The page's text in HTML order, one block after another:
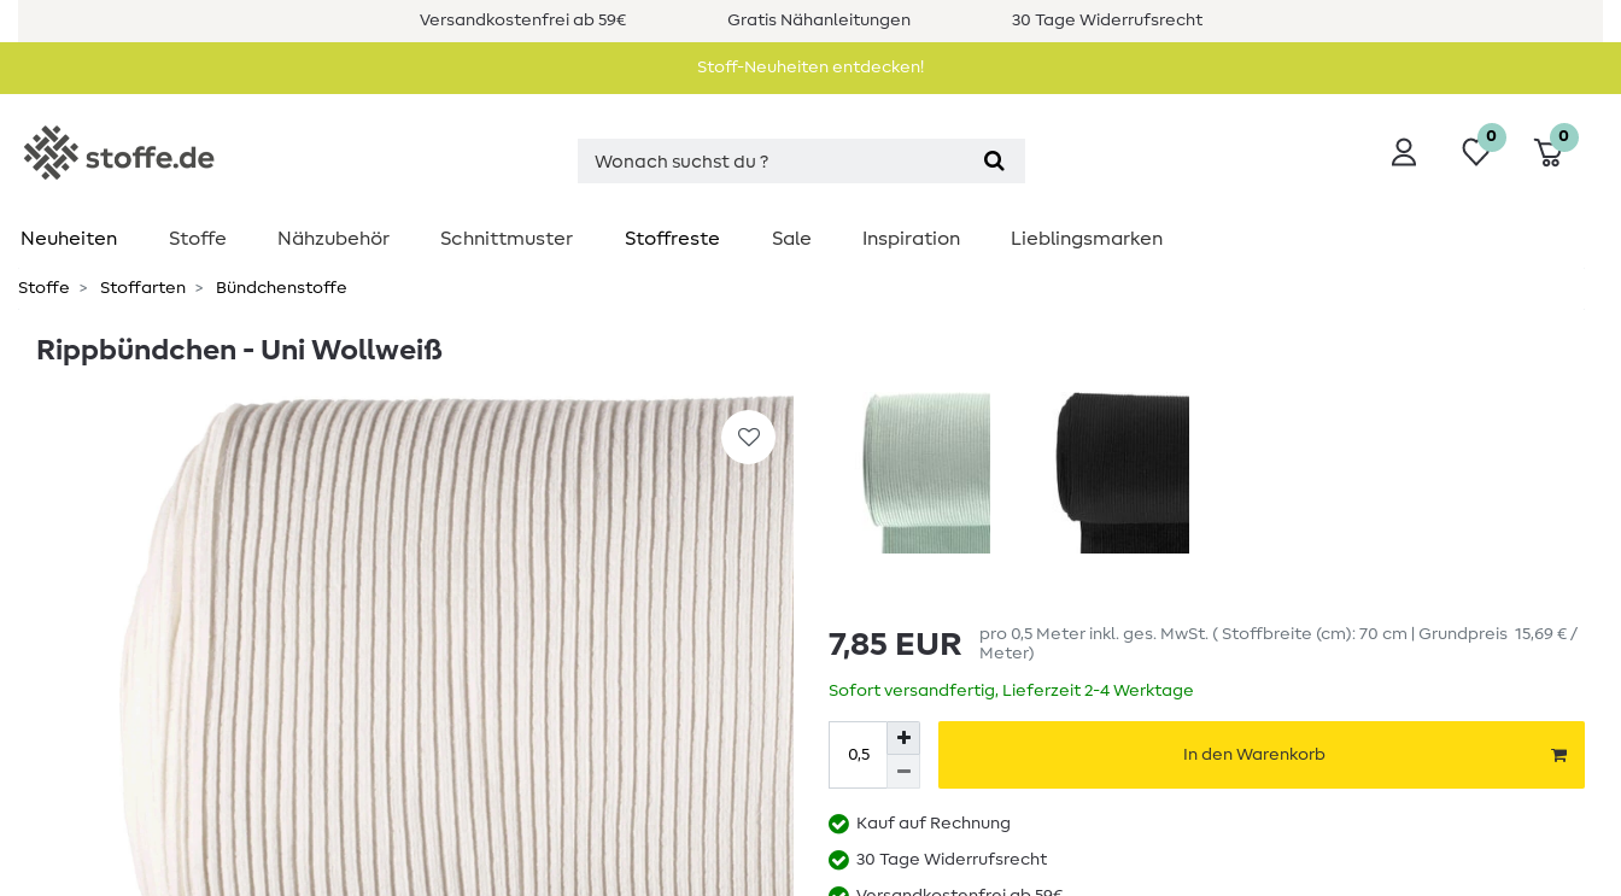
Versandkostenfrei ab 59€ Gratis Nähanleitungen 30 Tage Widerrufsrecht
Stoff-Neuheiten entdecken!
0 0
Neuheiten Stoffe Nähzubehör Schnittmuster Stoffreste Sale Inspiration Lieblingsmarken
Stoffe Stoffarten Bündchenstoffe
Rippbündchen - Uni Wollweiß
7,85 EUR pro 0,5 Meter inkl. ges. MwSt. ( Stoffbreite (cm): 70 cm | Grundpreis 15,69 € /
Meter)
Sofort versandfertig, Lieferzeit 2-4 Werktage
In den Warenkorb
Kauf auf Rechnung
30 Tage Widerrufsrecht